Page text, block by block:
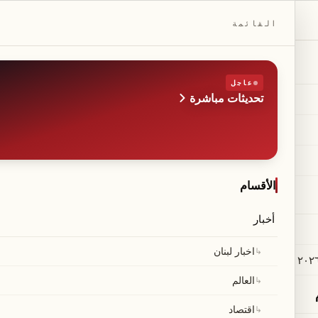
القائمة
عاجل
تحديثات مباشرة
الأقسام
أخبار
↳اخبار لبنان
↳العالم
↳اقتصاد